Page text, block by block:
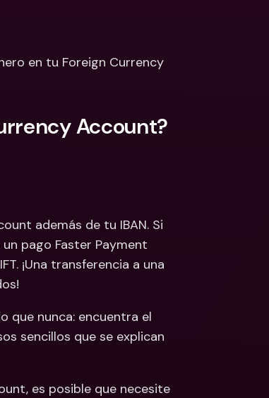
en tu Foreign Currency
Account?
además de tu IBAN. Si
pago Faster Payment
¡Una transferencia a una
que nunca: encuentra el
es posible que necesite